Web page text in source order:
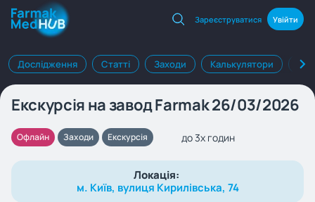
Зареєструватися Увійти
Дослідження Статті Заходи Калькулятори
Екскурсія на завод Farmak 26/03/2026
Офлайн Заходи Екскурсія до 3х годин
Локація:
м. Київ, вулиця Кирилівська, 74